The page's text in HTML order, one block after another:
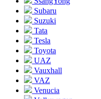
Subaru
Suzuki
Tata
Tesla
Toyota
UAZ
Vauxhall
VAZ
Venucia